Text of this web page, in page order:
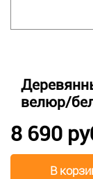
велюр/
8 690
В